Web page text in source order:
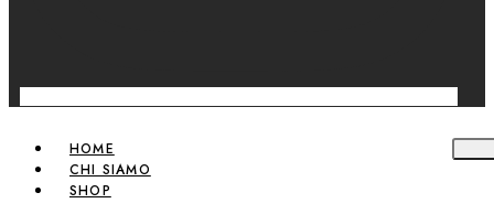
HOME
CHI SIAMO
SHOP